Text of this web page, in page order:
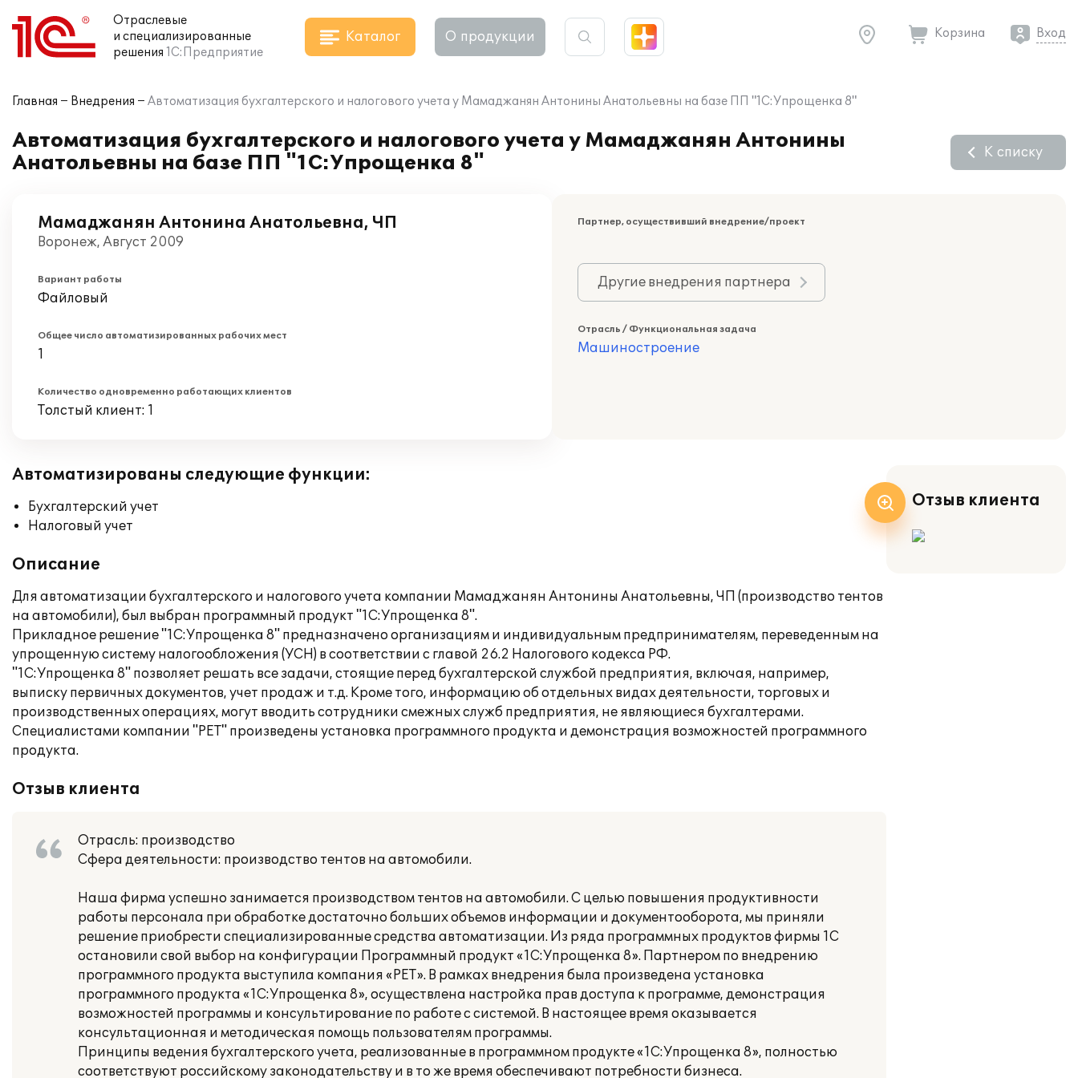
Отраслевые
и специализированные
решения 1С:Предприятие
Каталог О продукции Корзина Вход
Главная Внедрения Автоматизация бухгалтерского и налогового учета у Мамаджанян Антонины Анатольевны на базе ПП "1С:Упрощенка 8"
Автоматизация бухгалтерского и налогового учета у Мамаджанян Антонины
Анатольевны на базе ПП "1С:Упрощенка 8"
К списку
Мамаджанян Антонина Анатольевна, ЧП
Воронеж, Август 2009
Вариант работы
Файловый
Общее число автоматизированных рабочих мест
1
Количество одновременно работающих клиентов
Толстый клиент: 1
Партнер, осуществивший внедрение/проект
Другие внедрения партнера
Отрасль / Функциональная задача
Машиностроение
Автоматизированы следующие функции:
Бухгалтерский учет
Налоговый учет
Описание
Для автоматизации бухгалтерского и налогового учета компании Мамаджанян Антонины Анатольевны, ЧП (производство тентов
на автомобили), был выбран программный продукт "1С:Упрощенка 8".
Прикладное решение "1С:Упрощенка 8" предназначено организациям и индивидуальным предпринимателям, переведенным на
упрощенную систему налогообложения (УСН) в соответствии с главой 26.2 Налогового кодекса РФ.
"1С:Упрощенка 8" позволяет решать все задачи, стоящие перед бухгалтерской службой предприятия, включая, например,
выписку первичных документов, учет продаж и т.д. Кроме того, информацию об отдельных видах деятельности, торговых и
производственных операциях, могут вводить сотрудники смежных служб предприятия, не являющиеся бухгалтерами.
Специалистами компании "РЕТ" произведены установка программного продукта и демонстрация возможностей программного
продукта.
Отзыв клиента
Отрасль: производство
Сфера деятельности: производство тентов на автомобили.
Наша фирма успешно занимается производством тентов на автомобили. С целью повышения продуктивности
работы персонала при обработке достаточно больших объемов информации и документооборота, мы приняли
решение приобрести специализированные средства автоматизации. Из ряда программных продуктов фирмы 1С
остановили свой выбор на конфигурации Программный продукт «1С:Упрощенка 8». Партнером по внедрению
программного продукта выступила компания «РЕТ». В рамках внедрения была произведена установка
программного продукта «1С:Упрощенка 8», осуществлена настройка прав доступа к программе, демонстрация
возможностей программы и консультирование по работе с системой. В настоящее время оказывается
консультационная и методическая помощь пользователям программы.
Принципы ведения бухгалтерского учета, реализованные в программном продукте «1С:Упрощенка 8», полностью
соответствуют российскому законодательству и в то же время обеспечивают потребности бизнеса.
Отзыв клиента